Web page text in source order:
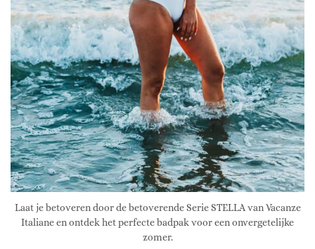
Laat je betoveren door de betoverende Serie STELLA van Vacanze
Italiane en ontdek het perfecte badpak voor een onvergetelijke
zomer.